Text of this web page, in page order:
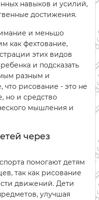
навыков и усилий,
достижения.
и меньшо
как фехтование,
этих видов
и подсказать
разным и
что рисование - это не
но и средство
мышления и
через
помогают детям
так как рисование
движений. Дети
улучшая